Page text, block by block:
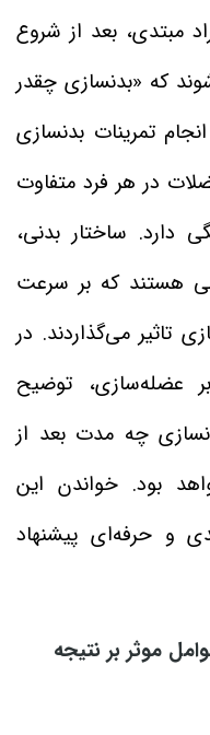
مبتدی، بعد از شروع
که «بدنسازی چقدر
تمرینات بدنسازی
در هر فرد متفاوت
دارد. ساختار بدنی،
هستند که بر سرعت
تاثیر می‌گذاردند. در
عضله‌سازی، توضیح
چه مدت بعد از
بود. خواندن این
و حرفه‌ای پیشنهاد
موثر بر نتیجه